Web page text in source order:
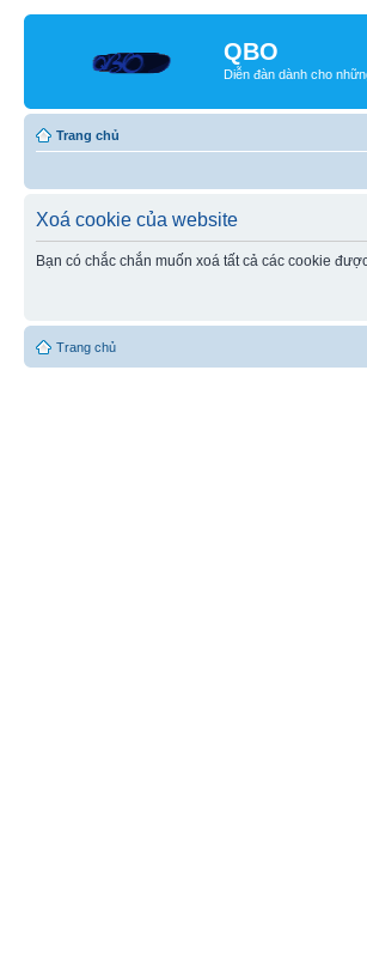
QBO
Diễn đàn dành cho
Trang chủ
Xoá cookie của website
Bạn có chắc chắn muốn xoá tất cả các cookie
Trang chủ